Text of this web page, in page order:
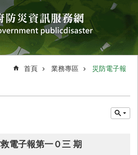
首頁 業務專區 災防電子報
電子報第一０三 期